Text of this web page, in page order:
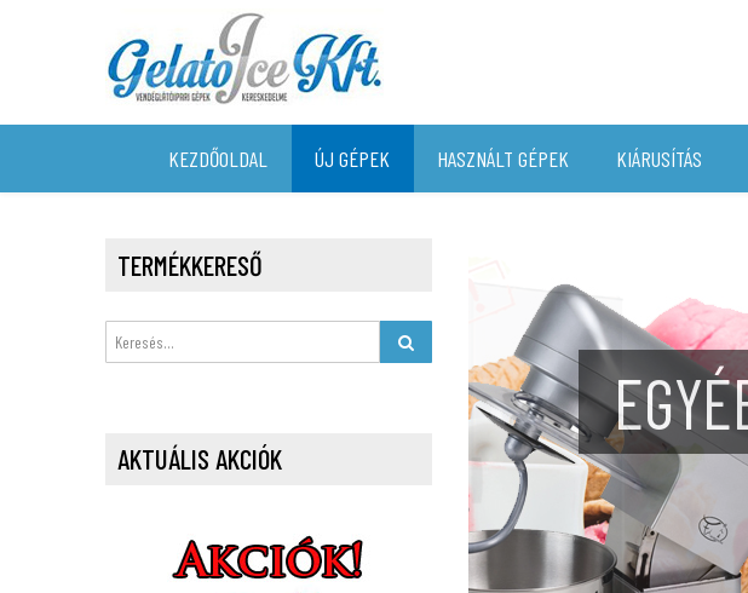
KEZDŐOLDAL ÚJ GÉPEK HASZNÁLT GÉPEK KIÁRUSÍTÁS
TERMÉKKERESŐ
AKTUÁLIS AKCIÓK